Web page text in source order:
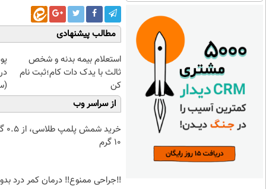
مطالب پیشنهادی
استعلام بیمه بدنه و شخص
ثالث با یدک دات کام؛ثبت نام
کن
از سراسر وب
۱۰ گرم
‼️جراحی ممنوع‼️ درمان کمر درد